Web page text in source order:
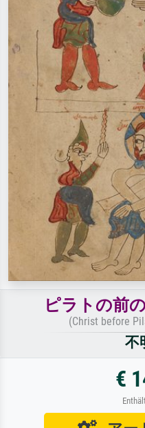
ピラトの前
(Christ before
不
€